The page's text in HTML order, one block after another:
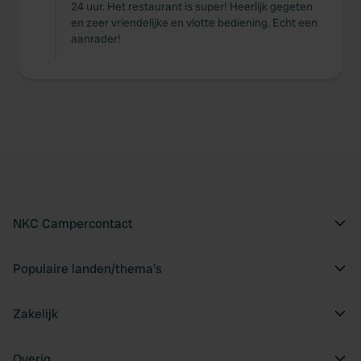
24 uur. Het restaurant is super! Heerlijk gegeten
en zeer vriendelijke en vlotte bediening. Echt een
aanrader!
NKC Campercontact
Populaire landen/thema's
Zakelijk